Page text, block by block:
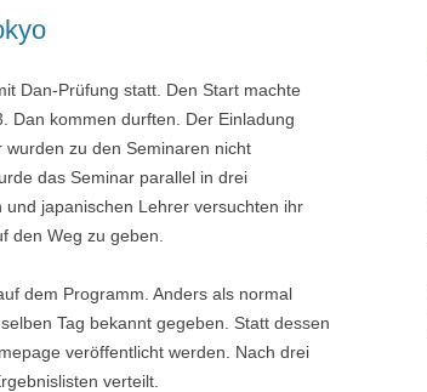
Dan-Prüfung statt. Den Start machte
Dan kommen durften. Der Einladung
zu den Seminaren nicht
das Seminar parallel in drei
japanischen Lehrer versuchten ihr
den Weg zu geben.
dem Programm. Anders als normal
Tag bekannt gegeben. Statt dessen
veröffentlicht werden. Nach drei
verteilt.